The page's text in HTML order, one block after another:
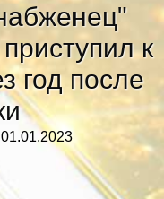
к
год после